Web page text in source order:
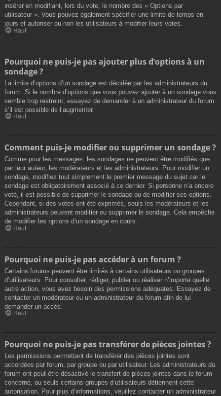
insérer en modifiant, lors du vote, le nombre des « Options par
utilisateur ». Vous pouvez également spécifier une limite de temps en
jours et autoriser ou non les utilisateurs à modifier leurs votes.
Haut
Pourquoi ne puis-je pas ajouter plus d’options à un
sondage ?
La limite d’options d’un sondage est décidée par les administrateurs du
forum. Si le nombre d’options que vous pouvez ajouter à un sondage vous
semble trop restreint, essayez de demander à un administrateur du forum
s’il est possible de l’augmenter.
Haut
Comment puis-je modifier ou supprimer un sondage ?
Comme pour les messages, les sondages ne peuvent être modifiés que
par leur auteur, les modérateurs et les administrateurs. Pour modifier un
sondage, modifiez tout simplement le premier message du sujet car le
sondage est obligatoirement associé à ce dernier. Si personne n’a encore
voté, il est possible de supprimer le sondage ou de modifier ses options.
Cependant, si des votes ont été exprimés, seuls les modérateurs et les
administrateurs peuvent modifier ou supprimer le sondage. Cela empêche
de modifier les options d’un sondage en cours.
Haut
Pourquoi ne puis-je pas accéder à un forum ?
Certains forums peuvent être limités à certains utilisateurs ou groupes
d’utilisateurs. Pour consulter, rédiger, publier ou réaliser n’importe quelle
autre action, vous avez besoin des permissions adéquates. Essayez de
contacter un modérateur ou un administrateur du forum afin de lui
demander un accès.
Haut
Pourquoi ne puis-je pas transférer de pièces jointes ?
Les permissions permettant de transférer des pièces jointes sont
accordées par forum, par groupe ou par utilisateur. Les administrateurs du
forum ont peut-être désactivé le transfert de pièces jointes dans le forum
concerné, ou seuls certains groupes d’utilisateurs détiennent cette
autorisation. Pour plus d’informations, veuillez contacter un administrateur